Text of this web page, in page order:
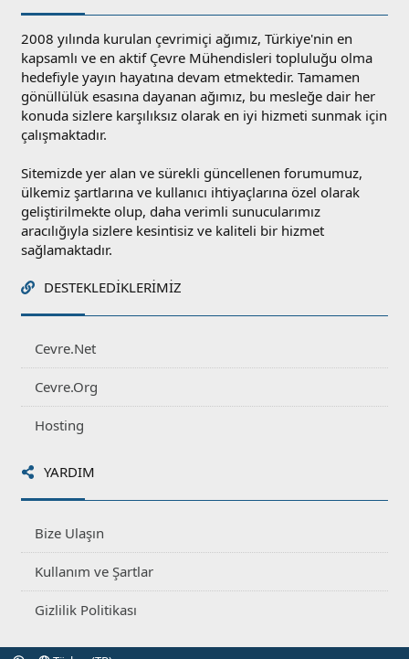
2008 yılında kurulan çevrimiçi ağımız, Türkiye'nin en
kapsamlı ve en aktif Çevre Mühendisleri topluluğu olma
hedefiyle yayın hayatına devam etmektedir. Tamamen
gönüllülük esasına dayanan ağımız, bu mesleğe dair her
konuda sizlere karşılıksız olarak en iyi hizmeti sunmak için
çalışmaktadır.
Sitemizde yer alan ve sürekli güncellenen forumumuz,
ülkemiz şartlarına ve kullanıcı ihtiyaçlarına özel olarak
geliştirilmekte olup, daha verimli sunucularımız
aracılığıyla sizlere kesintisiz ve kaliteli bir hizmet
sağlamaktadır.
DESTEKLEDIKLERIMIZ
Cevre.Net
Cevre.Org
Hosting
YARDIM
Bize Ulaşın
Kullanım ve Şartlar
Gizlilik Politikası